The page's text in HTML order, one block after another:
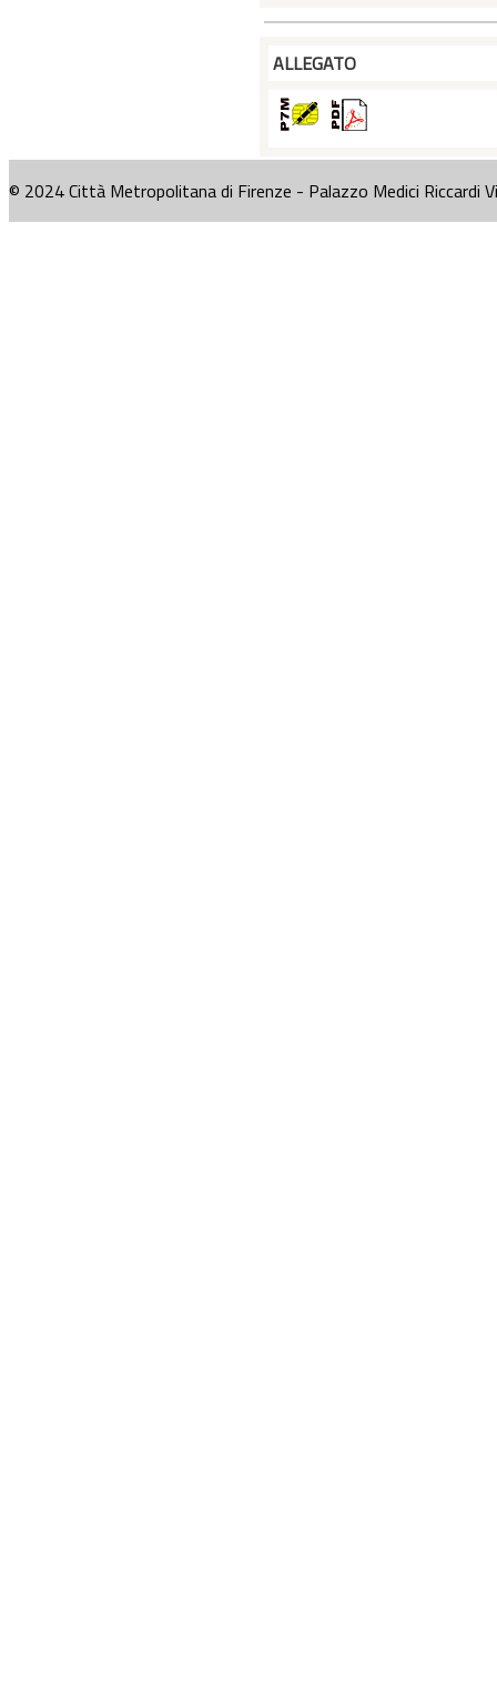
ALLEGATO
© 2024 Città Metropolitana di Firenze - Palazzo Medici Riccardi